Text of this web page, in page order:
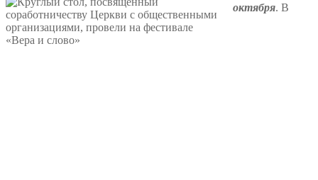
октября. В